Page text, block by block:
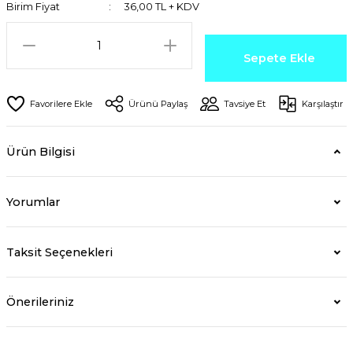
Birim Fiyat
36,00 TL + KDV
Sepete Ekle
Ürünü Paylaş Tavsiye Et Karşılaştır
Ürün Bilgisi
Yorumlar
Taksit Seçenekleri
Önerileriniz